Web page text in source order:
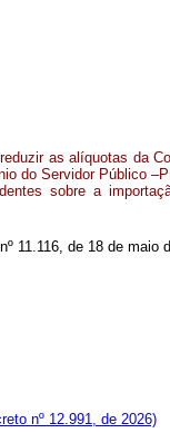
as alíquotas da
do Servidor Público
sobre a
11.116, de 18 de maio
nº 12.991, de 2026)